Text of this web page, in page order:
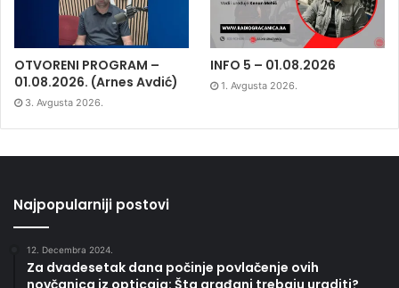
OTVORENI PROGRAM –
01.08.2026. (Arnes Avdić)
3. Avgusta 2026.
INFO 5 – 01.08.2026
1. Avgusta 2026.
Najpopularniji postovi
12. Decembra 2024.
Za dvadesetak dana počinje povlačenje ovih
novčanica iz opticaja: Šta građani trebaju uraditi?